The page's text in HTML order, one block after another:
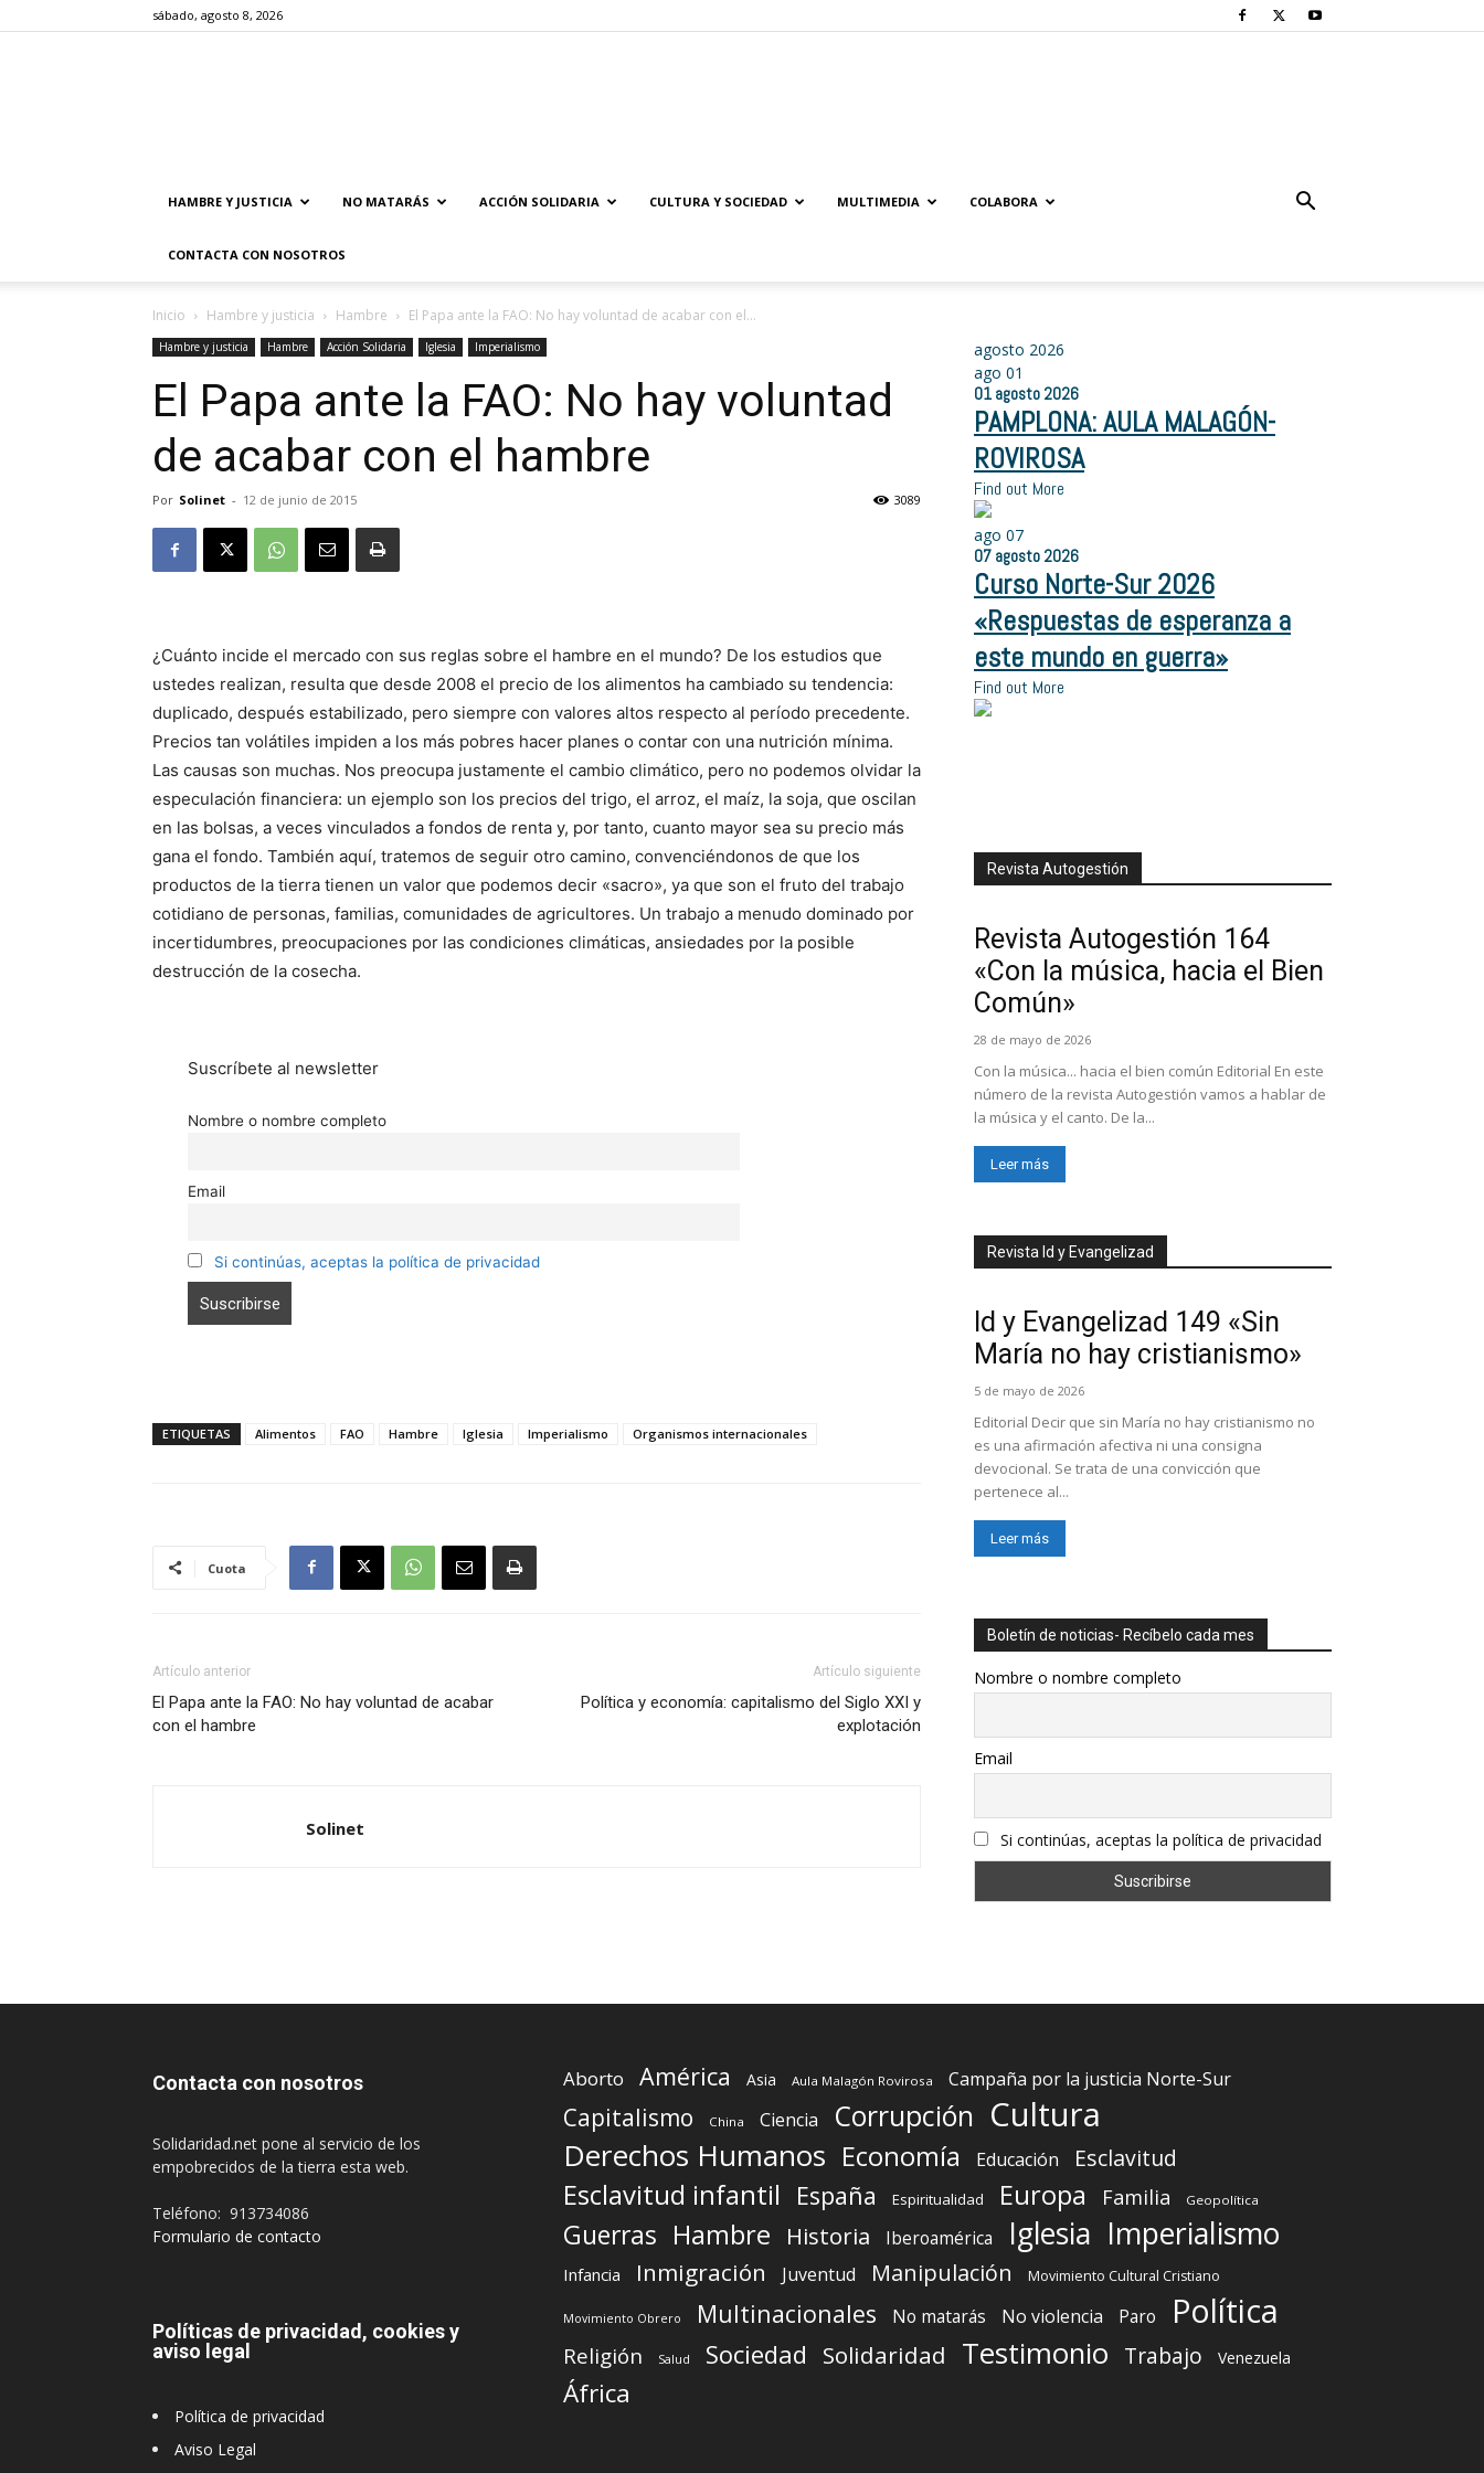
sábado, agosto 8, 2026
HAMBRE Y JUSTICIA NO MATARÁS ACCIÓN SOLIDARIA CULTURA Y SOCIEDAD MULTIMEDIA COLABORA
CONTACTA CON NOSOTROS
Inicio Hambre y justicia Hambre El Papa ante la FAO: No hay voluntad de acabar con el...
Hambre y justicia Hambre Acción Solidaria Iglesia Imperialismo
El Papa ante la FAO: No hay voluntad
de acabar con el hambre
Por Solinet - 12 de junio de 2015 3089
¿Cuánto incide el mercado con sus reglas sobre el hambre en el mundo? De los estudios que
ustedes realizan, resulta que desde 2008 el precio de los alimentos ha cambiado su tendencia:
duplicado, después estabilizado, pero siempre con valores altos respecto al período precedente.
Precios tan volátiles impiden a los más pobres hacer planes o contar con una nutrición mínima.
Las causas son muchas. Nos preocupa justamente el cambio climático, pero no podemos olvidar la
especulación financiera: un ejemplo son los precios del trigo, el arroz, el maíz, la soja, que oscilan
en las bolsas, a veces vinculados a fondos de renta y, por tanto, cuanto mayor sea su precio más
gana el fondo. También aquí, tratemos de seguir otro camino, convenciéndonos de que los
productos de la tierra tienen un valor que podemos decir «sacro», ya que son el fruto del trabajo
cotidiano de personas, familias, comunidades de agricultores. Un trabajo a menudo dominado por
incertidumbres, preocupaciones por las condiciones climáticas, ansiedades por la posible
destrucción de la cosecha.
Suscríbete al newsletter
Nombre o nombre completo
Email
Si continúas, aceptas la política de privacidad
ETIQUETAS Alimentos FAO Hambre Iglesia Imperialismo Organismos internacionales
Cuota
Artículo anterior
El Papa ante la FAO: No hay voluntad de acabar
con el hambre
Artículo siguiente
Política y economía: capitalismo del Siglo XXI y
explotación
Solinet
agosto 2026
ago 01
01 agosto 2026
PAMPLONA: AULA MALAGÓN-
ROVIROSA
Find out More
ago 07
07 agosto 2026
Curso Norte-Sur 2026
«Respuestas de esperanza a
este mundo en guerra»
Find out More
Revista Autogestión
Revista Autogestión 164
«Con la música, hacia el Bien
Común»
28 de mayo de 2026
Con la música... hacia el bien común Editorial En este
número de la revista Autogestión vamos a hablar de
la música y el canto. De la...
Leer más
Revista Id y Evangelizad
Id y Evangelizad 149 «Sin
María no hay cristianismo»
5 de mayo de 2026
Editorial Decir que sin María no hay cristianismo no
es una afirmación afectiva ni una consigna
devocional. Se trata de una convicción que
pertenece al...
Leer más
Boletín de noticias- Recíbelo cada mes
Nombre o nombre completo
Email
Si continúas, aceptas la política de privacidad
Contacta con nosotros
Solidaridad.net pone al servicio de los
empobrecidos de la tierra esta web.
Teléfono: 913734086
Formulario de contacto
Políticas de privacidad, cookies y
aviso legal
Política de privacidad
Aviso Legal
Aborto América Asia Aula Malagón Rovirosa Campaña por la justicia Norte-Sur
Capitalismo China Ciencia Corrupción Cultura
Derechos Humanos Economía Educación Esclavitud
Esclavitud infantil España Espiritualidad Europa Familia Geopolítica
Guerras Hambre Historia Iberoamérica Iglesia Imperialismo
Infancia Inmigración Juventud Manipulación Movimiento Cultural Cristiano
Movimiento Obrero Multinacionales No matarás No violencia Paro Política
Religión Salud Sociedad Solidaridad Testimonio Trabajo Venezuela
África